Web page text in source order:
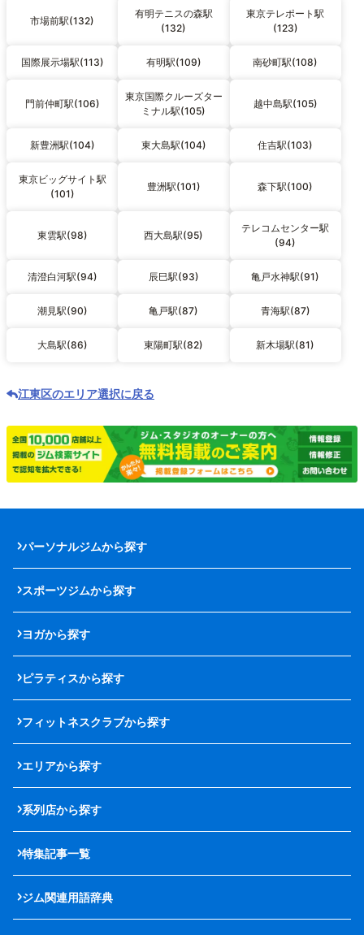
市場前駅(132)
有明テニスの森駅
(132)
東京テレポート駅
(123)
国際展示場駅(113) 有明駅(109) 南砂町駅(108)
門前仲町駅(106)
東京国際クルーズター
ミナル駅(105)
越中島駅(105)
新豊洲駅(104) 東大島駅(104) 住吉駅(103)
東京ビッグサイト駅
(101)
豊洲駅(101) 森下駅(100)
東雲駅(98) 西大島駅(95)
テレコムセンター駅
(94)
清澄白河駅(94) 辰巳駅(93) 亀戸水神駅(91)
潮見駅(90) 亀戸駅(87) 青海駅(87)
大島駅(86) 東陽町駅(82) 新木場駅(81)
江東区のエリア選択に戻る
パーソナルジムから探す
スポーツジムから探す
ヨガから探す
ピラティスから探す
フィットネスクラブから探す
エリアから探す
系列店から探す
特集記事一覧
ジム関連用語辞典